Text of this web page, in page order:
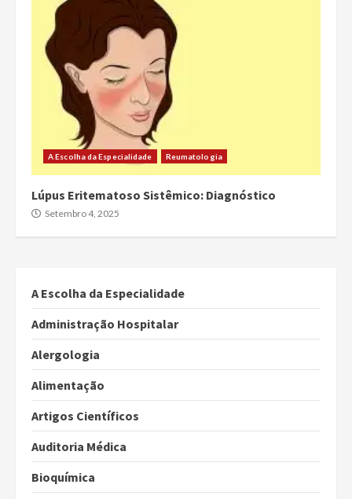
A Escolha da Especialidade Reumatologia
Lúpus Eritematoso Sistêmico: Diagnóstico
Setembro 4, 2025
A Escolha da Especialidade
Administração Hospitalar
Alergologia
Alimentação
Artigos Científicos
Auditoria Médica
Bioquímica